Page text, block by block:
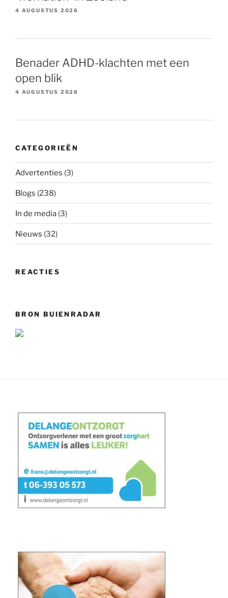
4 AUGUSTUS 2026
Benader ADHD-klachten met een
open blik
4 AUGUSTUS 2026
CATEGORIEËN
Advertenties (3)
Blogs (238)
In de media (3)
Nieuws (32)
REACTIES
BRON BUIENRADAR